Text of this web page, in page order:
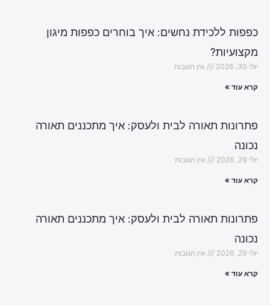
כפפות ללכידת נחשים: איך בוחרים כפפות מיגון
מקצועיות?
יולי 30, 2026 אין תגובות
קרא עוד »
פתרונות תאורה לבית ולעסק: איך מתכננים תאורה
נכונה
יולי 29, 2026 אין תגובות
קרא עוד »
פתרונות תאורה לבית ולעסק: איך מתכננים תאורה
נכונה
יולי 29, 2026 אין תגובות
קרא עוד »